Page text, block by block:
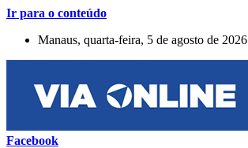
Ir para o conteúdo
Manaus, quarta-feira, 5 de agosto de 2026
Facebook